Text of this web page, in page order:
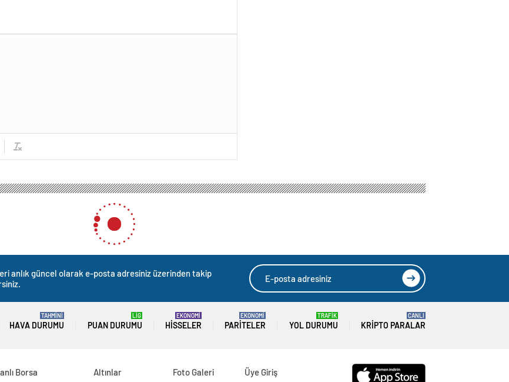
anlık güncel olarak e-posta adresiniz üzerinden takip
HAVA DURUMU
TAHMİNİ
PUAN DURUMU
LİG
HISSELER
EKONOMİ
PARITELER
EKONOMİ
YOL DURUMU
TRAFİK
KRIPTO PARALAR
CANLI
Borsa Altınlar Foto Galeri Üye Giriş